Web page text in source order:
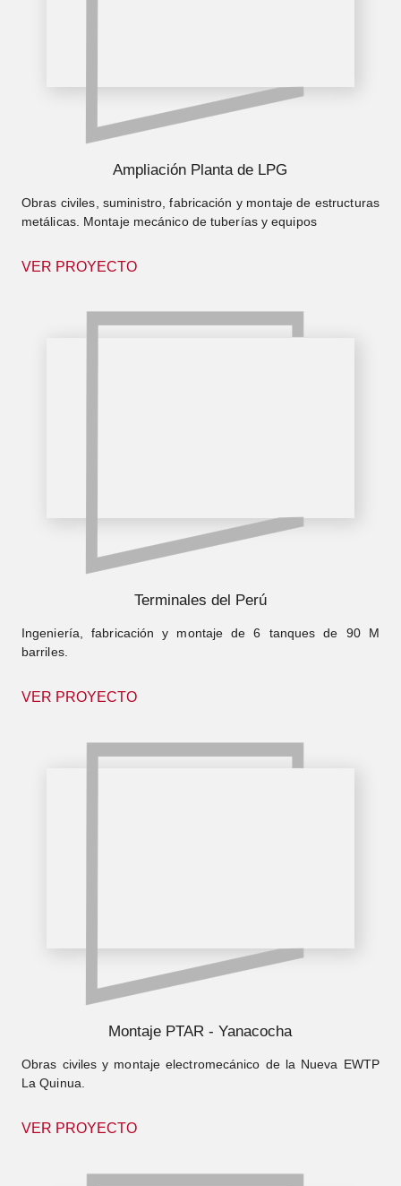
Ampliación Planta de LPG
Obras civiles, suministro, fabricación y montaje de estructuras
metálicas. Montaje mecánico de tuberías y equipos
VER PROYECTO
Terminales del Perú
Ingeniería, fabricación y montaje de 6 tanques de 90 M
barriles.
VER PROYECTO
Montaje PTAR - Yanacocha
Obras civiles y montaje electromecánico de la Nueva EWTP
La Quinua.
VER PROYECTO